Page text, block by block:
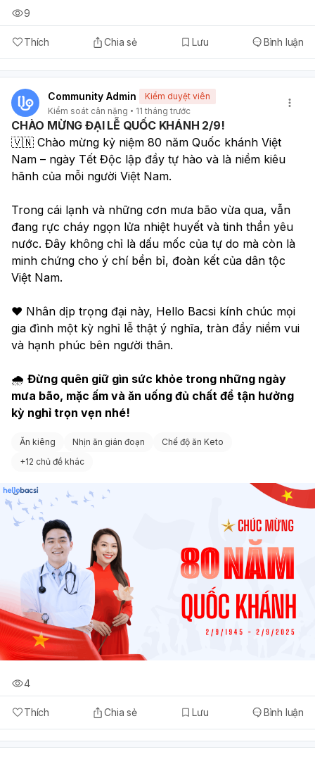
Thích Chia sẻ Lưu Bình luận
9
Community Admin
Kiểm duyệt viên
Kiểm soát cân nặng
11 tháng trước
CHÀO MỪNG ĐẠI LỄ QUỐC KHÁNH 2/9!
🇻🇳 Chào mừng kỷ niệm 80 năm Quốc khánh Việt
Nam – ngày Tết Độc lập đầy tự hào và là niềm kiêu
hãnh của mỗi người Việt Nam.
Trong cái lạnh và những cơn mưa bão vừa qua, vẫn
đang rực cháy ngọn lửa nhiệt huyết và tinh thần yêu
nước. Đây không chỉ là dấu mốc của tự do mà còn là
minh chứng cho ý chí bền bỉ, đoàn kết của dân tộc
Việt Nam.
❤️ Nhân dịp trọng đại này, Hello Bacsi kính chúc mọi
gia đình một kỳ nghỉ lễ thật ý nghĩa, tràn đầy niềm vui
và hạnh phúc bên người thân.
🌧 Đừng quên giữ gìn sức khỏe trong những ngày
mưa bão, mặc ấm và ăn uống đủ chất để tận hưởng
kỳ nghỉ trọn vẹn nhé!
Ăn kiêng Nhịn ăn gián đoạn
Chế độ ăn Keto
+12 chủ đề khác
Thích Chia sẻ Lưu Bình luận
4